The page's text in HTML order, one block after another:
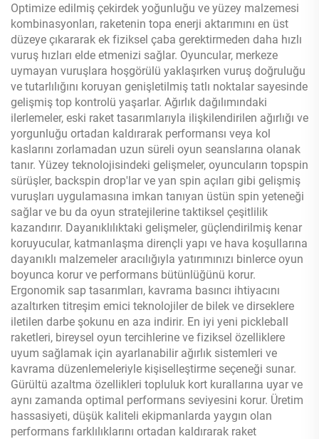
Optimize edilmiş çekirdek yoğunluğu ve yüzey malzemesi
kombinasyonları, raketenin topa enerji aktarımını en üst
düzeye çıkararak ek fiziksel çaba gerektirmeden daha hızlı
vuruş hızları elde etmenizi sağlar. Oyuncular, merkeze
uymayan vuruşlara hoşgörülü yaklaşırken vuruş doğruluğu
ve tutarlılığını koruyan genişletilmiş tatlı noktalar sayesinde
gelişmiş top kontrolü yaşarlar. Ağırlık dağılımındaki
ilerlemeler, eski raket tasarımlarıyla ilişkilendirilen ağırlığı ve
yorgunluğu ortadan kaldırarak performansı veya kol
kaslarını zorlamadan uzun süreli oyun seanslarına olanak
tanır. Yüzey teknolojisindeki gelişmeler, oyuncuların topspin
sürüşler, backspin drop'lar ve yan spin açıları gibi gelişmiş
vuruşları uygulamasına imkan tanıyan üstün spin yeteneği
sağlar ve bu da oyun stratejilerine taktiksel çeşitlilik
kazandırır. Dayanıklılıktaki gelişmeler, güçlendirilmiş kenar
koruyucular, katmanlaşma dirençli yapı ve hava koşullarına
dayanıklı malzemeler aracılığıyla yatırımınızı binlerce oyun
boyunca korur ve performans bütünlüğünü korur.
Ergonomik sap tasarımları, kavrama basıncı ihtiyacını
azaltırken titreşim emici teknolojiler de bilek ve dirseklere
iletilen darbe şokunu en aza indirir. En iyi yeni pickleball
raketleri, bireysel oyun tercihlerine ve fiziksel özelliklere
uyum sağlamak için ayarlanabilir ağırlık sistemleri ve
kavrama düzenlemeleriyle kişiselleştirme seçeneği sunar.
Gürültü azaltma özellikleri topluluk kort kurallarına uyar ve
aynı zamanda optimal performans seviyesini korur. Üretim
hassasiyeti, düşük kaliteli ekipmanlarda yaygın olan
performans farklılıklarını ortadan kaldırarak raket